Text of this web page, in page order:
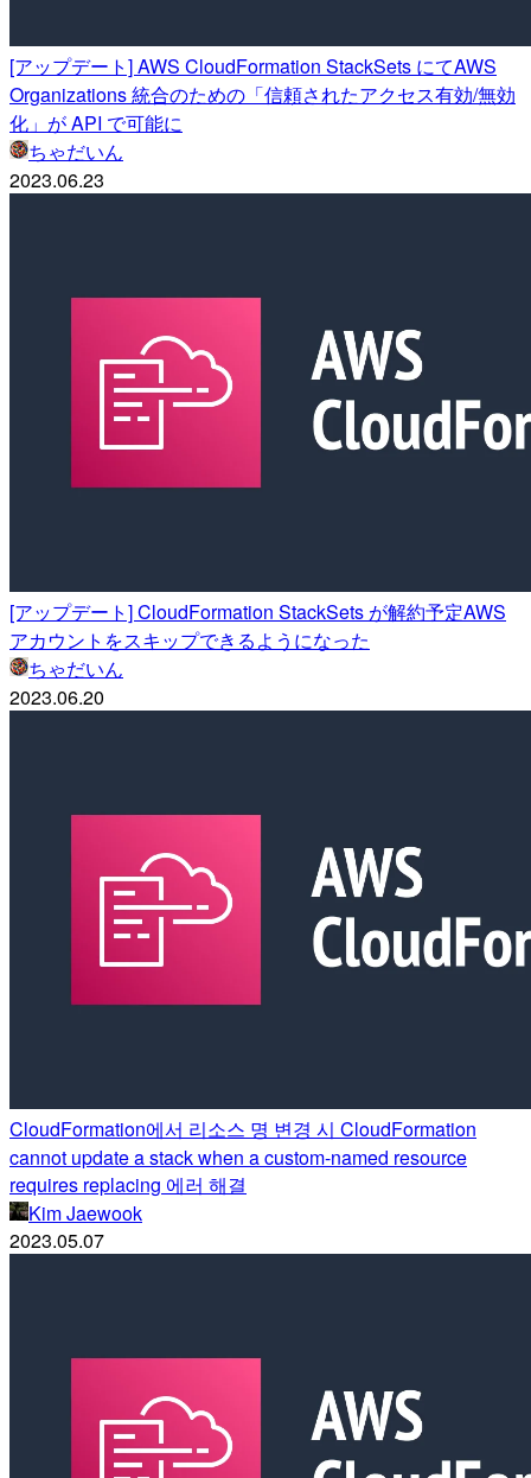
[アップデート] AWS CloudFormation StackSets にてAWS
Organizations 統合のための「信頼されたアクセス有効/無効
化」が API で可能に
ちゃだいん
2023.06.23
[アップデート] CloudFormation StackSets が解約予定AWS
アカウントをスキップできるようになった
ちゃだいん
2023.06.20
CloudFormation에서 리소스 명 변경 시 CloudFormation
cannot update a stack when a custom-named resource
requires replacing 에러 해결
Kim Jaewook
2023.05.07